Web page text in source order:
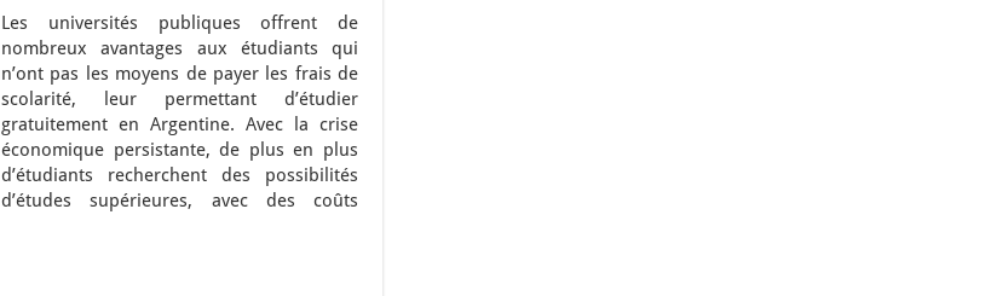
Les universités publiques offrent de
nombreux avantages aux étudiants qui
n’ont pas les moyens de payer les frais de
scolarité, leur permettant d’étudier
gratuitement en Argentine. Avec la crise
économique persistante, de plus en plus
d’étudiants recherchent des possibilités
d’études supérieures, avec des coûts